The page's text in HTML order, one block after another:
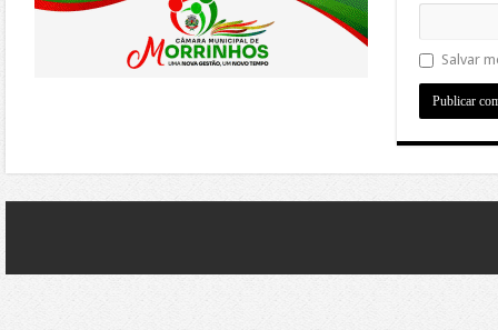
Salvar